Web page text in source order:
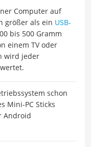
Computer auf
größer als ein USB-
bis 500 Gramm
einem TV oder
wird jeder
schon
Mini-PC Sticks
Android